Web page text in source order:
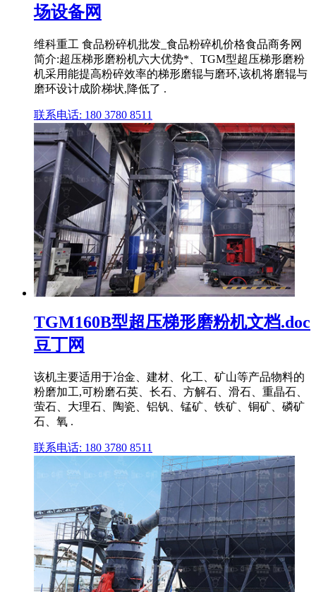
场设备网
维科重工 食品粉碎机批发_食品粉碎机价格食品商务网
简介:超压梯形磨粉机六大优势*、TGM型超压梯形磨粉
机采用能提高粉碎效率的梯形磨辊与磨环,该机将磨辊与
磨环设计成阶梯状,降低了 .
联系电话: 180 3780 8511
TGM160B型超压梯形磨粉机文档.doc
豆丁网
该机主要适用于冶金、建材、化工、矿山等产品物料的
粉磨加工,可粉磨石英、长石、方解石、滑石、重晶石、
萤石、大理石、陶瓷、铝钒、锰矿、铁矿、铜矿、磷矿
石、氧 .
联系电话: 180 3780 8511